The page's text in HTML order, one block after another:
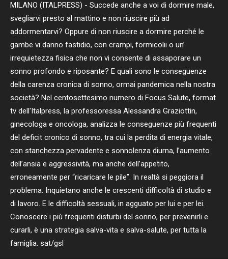
MILANO (ITALPRESS) - Succede anche a voi di dormire male,
svegliarvi presto al mattino e non riuscire più ad
addormentarvi? Oppure di non riuscire a dormire perché le
gambe vi danno fastidio, con crampi, formicolii o un’
irrequietezza fisica che non vi consente di assaporare un
sonno profondo e riposante? E quali sono le conseguenze
della carenza cronica di sonno, ormai pandemica nella nostra
società? Nel centosettesimo numero di Focus Salute, format
tv dell'Italpress, la professoressa Alessandra Graziottin,
ginecologa e oncologa, analizza le conseguenze più frequenti
del deficit cronico di sonno, tra cui la perdita di energia vitale,
con stanchezza pervadente e sonnolenza diurna, l’aumento
dell’ansia e aggressività, ma anche dell’appetito,
erroneamente per “ricaricare le pile”. In realtà si peggiora il
problema. Inquietano anche le crescenti difficoltà di studio e
di lavoro. E le difficoltà sessuali, in agguato per lui e per lei.
Conoscere i più frequenti disturbi del sonno, per prevenirli e
curarli, è una strategia salva-vita e salva-salute, per tutta la
famiglia. sat/gsl